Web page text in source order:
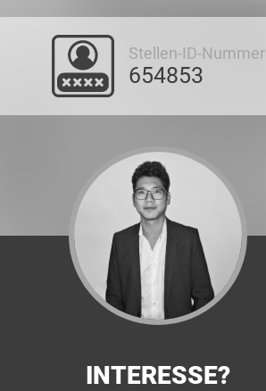
Stellen-ID-Nummer
654853
INTERESSE?